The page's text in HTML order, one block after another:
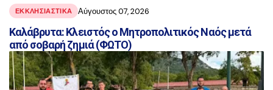
ΕΚΚΛΗΣΙΑΣΤΙΚΑ Αύγουστος 07, 2026
Καλάβρυτα: Κλειστός ο Μητροπολιτικός Ναός μετά
από σοβαρή ζημιά (ΦΩΤΟ)